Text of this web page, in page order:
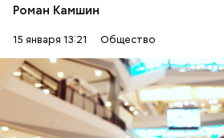
Роман Камшин
15 января 13:21 Общество